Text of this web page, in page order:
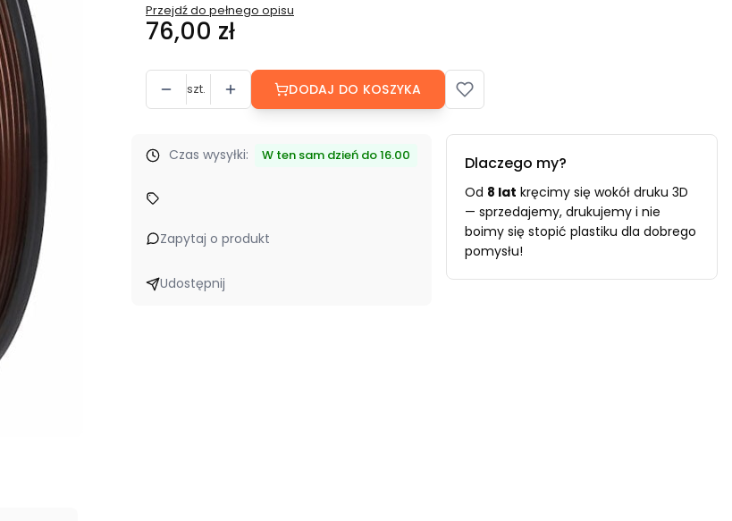
Przejdź do pełnego opisu
Cena
76,00 zł
szt. DODAJ DO KOSZYKA
Czas wysyłki: W ten sam dzień do 16.00
Zapytaj o produkt
Udostępnij
Dlaczego my?
Od 8 lat kręcimy się wokół druku 3D
— sprzedajemy, drukujemy i nie
boimy się stopić plastiku dla dobrego
pomysłu!